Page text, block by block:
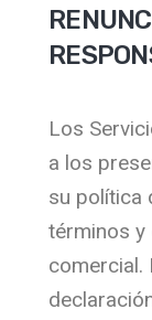
Los
a los
su política
términos y
comercial.